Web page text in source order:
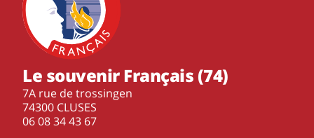
Le souvenir Français (74)
7A rue de trossingen
74300 CLUSES
‭06 08 34 43 67‬